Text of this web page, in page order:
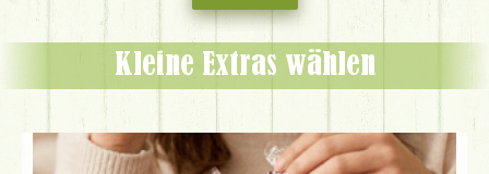
Kleine Extras wählen